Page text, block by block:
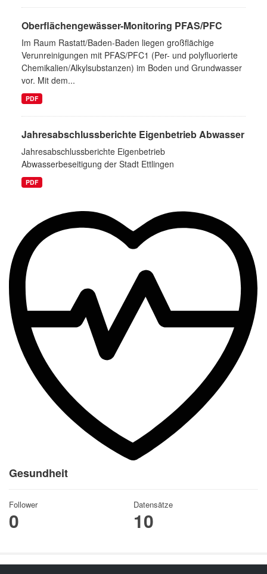
Gesundheit
Follower
0
Datensätze
10
Oberflächengewässer-Monitoring PFAS/PFC
Im Raum Rastatt/Baden-Baden liegen großflächige
Verunreinigungen mit PFAS/PFC1 (Per- und polyfluorierte
Chemikalien/Alkylsubstanzen) im Boden und Grundwasser
vor. Mit dem...
PDF
Jahresabschlussberichte Eigenbetrieb Abwasser
Jahresabschlussberichte Eigenbetrieb
Abwasserbeseitigung der Stadt Ettlingen
PDF